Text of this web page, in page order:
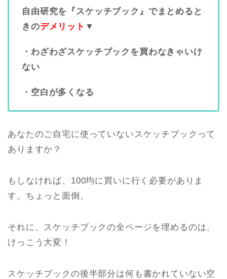
自由研究を『スケッチブック』でまとめると
きのデメリット ▼
・わざわざスケッチブックを買わなきゃいけ
ない
・空白が多くなる
あなたのご自宅に使っていないスケッチブックって
ありますか？
もしなければ、100均に買いに行く必要がありま
す。ちょっと面倒。
それに、スケッチブックの全ページを埋めるのは、
けっこう大変！
スケッチブックの後半部分は何も書かれていない空